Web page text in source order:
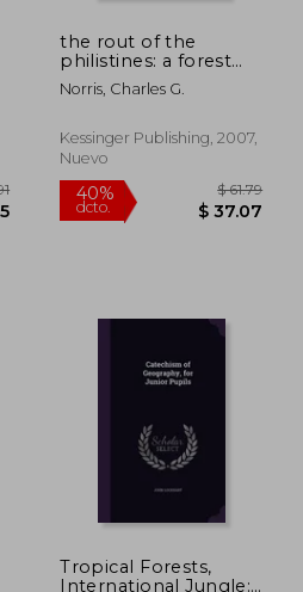
dcto.
the rout of the
philistines: a forest
play (1922) (en Inglés)
Norris, Charles G.
Kessinger Publishing, 2007,
Nuevo
Tropical Forests,
International Jungle: